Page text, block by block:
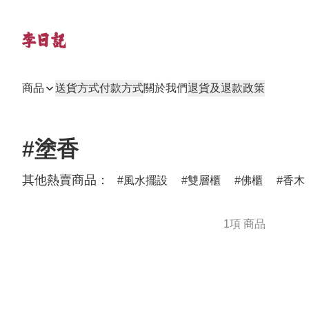
商品 送貨方式付款方式關於我們退貨及退款政策
#塗香
其他熱賣商品： 風水擺設 雙層櫃 佛櫃 香木
1項 商品